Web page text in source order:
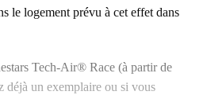
le logement prévu à cet effet dans
Tech-Air® Race (à partir de
déjà un exemplaire ou si vous